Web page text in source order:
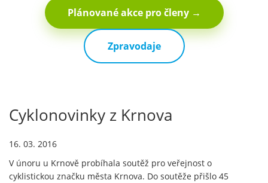
Plánované akce pro členy →
Zpravodaje
Cyklonovinky z Krnova
16. 03. 2016
V únoru u Krnově probíhala soutěž pro veřejnost o
cyklistickou značku města Krnova. Do soutěže přišlo 45